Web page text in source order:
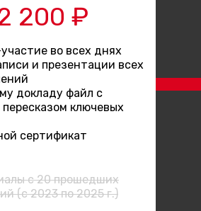
с 20 прошедших
(с 2023 по 2025 г.)
во всех днях
и презентации всех
докладу файл с
пересказом ключевых
сертификат
200 ₽